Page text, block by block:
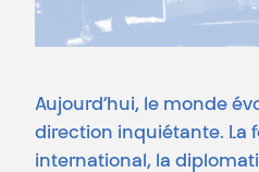
Aujourd’hui, le monde
direction inquiétante. La
international, la